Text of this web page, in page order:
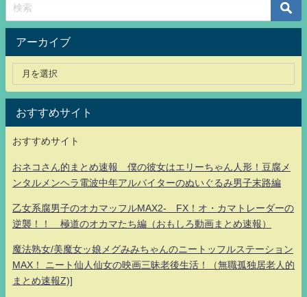
アーカイブ
おすすめサイト
おすすめサイト
おネコさん的まとめ速報 僕の彼女はエリーちゃん人形！豆腐メ
ンタルメンヘラ電波中年アルバイターのぬいぐるみ男子末路編
乙女系腐男子のオカマッフルMAX2- FX！オ・カマトレーダーの
逆襲！！ 極道のオカマたち編（おもしろ動画まとめ速報）
魔法熟女/美魔女ッ娘メグみみちゃんのニートッフルステーション
MAX！ ニート仙人仙女の映画三昧老後生活！（無職孤独居老人的
まとめ速報Z)]